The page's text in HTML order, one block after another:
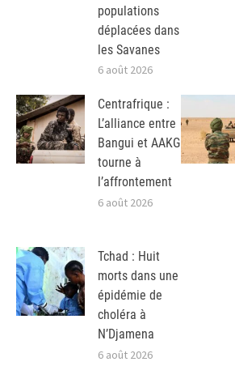
populations
déplacées dans
les Savanes
6 août 2026
Centrafrique :
L’alliance entre
Bangui et AAKG
tourne à
l’affrontement
6 août 2026
Tchad : Huit
morts dans une
épidémie de
choléra à
N’Djamena
6 août 2026